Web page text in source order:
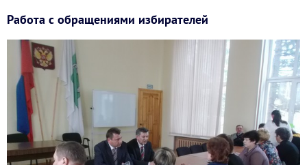
Работа с обращениями избирателей